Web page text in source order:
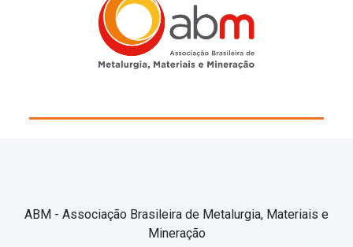
ABM - Associação Brasileira de Metalurgia, Materiais e
Mineração